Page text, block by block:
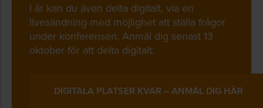
I år kan du även delta digitalt, via en
livesändning med möjlighet att ställa frågor
under konferensen. Anmäl dig senast 13
oktober för att delta digitalt.
DIGITALA PLATSER KVAR – ANMÄL DIG HÄR